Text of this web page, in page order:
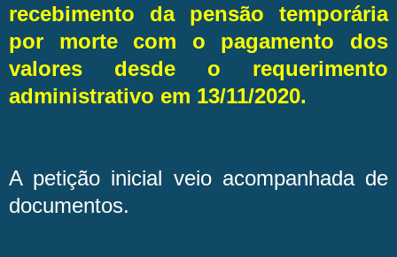
recebimento da pensão temporária
por morte com o pagamento dos
valores desde o requerimento
administrativo em 13/11/2020.
A petição inicial veio acompanhada de
documentos.